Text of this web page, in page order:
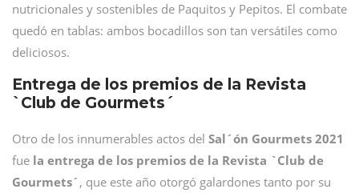
nutricionales y sostenibles de Paquitos y Pepitos. El combate
quedó en tablas: ambos bocadillos son tan versátiles como
deliciosos.
Entrega de los premios de la Revista
`Club de Gourmets´
Otro de los innumerables actos del Sal´ón Gourmets 2021
fue la entrega de los premios de la Revista `Club de
Gourmets´, que este año otorgó galardones tanto por su